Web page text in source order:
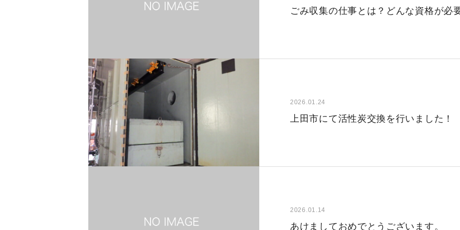
ごみ収集の仕事とは？どんな資格が必
2026.01.24
上田市にて活性炭交換を行いました！
2026.01.14
あけましておめでとうございます。